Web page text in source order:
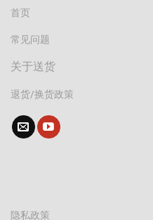
首页
常见问题
关于送货
退货/换货政策
隐私政策